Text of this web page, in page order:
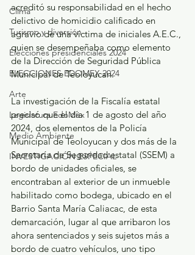
Clima
Turismo y diversión
Elecciones presidenciales 2024
ELECCIONES EDOMEX 2024
Arte
Legislatura EdoMéx
Medio Ambiente
INVESTIGACIÓN ESPECIAL
acreditó su responsabilidad en el hecho
delictivo de homicidio calificado en
agravio de una víctima de iniciales A.E.C.,
quien se desempeñaba como elemento
de la Dirección de Seguridad Pública
Municipal de Teoloyucan.
La investigación de la Fiscalía estatal
precisó que el día 1 de agosto del año
2024, dos elementos de la Policía
Municipal de Teoloyucan y dos más de la
Secretaría de Seguridad estatal (SSEM) a
bordo de unidades oficiales, se
encontraban al exterior de un inmueble
habilitado como bodega, ubicado en el
Barrio Santa María Caliacac, de esta
demarcación, lugar al que arribaron los
ahora sentenciados y seis sujetos más a
bordo de cuatro vehículos, uno tipo